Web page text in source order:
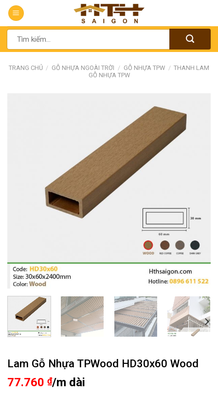
Chuyển
đến
nộiTìm
kiếm:
TRANG CHỦ / GỖ NHỰA NGOÀI TRỜI / GỖ NHỰA TPW / THANH LAM
GỖ NHỰA TPW
Lam Gỗ Nhựa TPWood HD30x60 Wood
77.760 ₫/m dài